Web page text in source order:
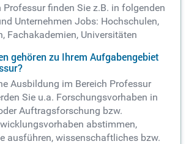
Professur finden Sie z.B. in folgenden
Unternehmen Jobs: Hochschulen,
Fachakademien, Universitäten
gehören zu Ihrem Aufgabengebiet
Ausbildung im Bereich Professur
Sie u.a. Forschungsvorhaben in
Auftragsforschung bzw.
abstimmen,
ausführen, wissenschaftliches bzw.